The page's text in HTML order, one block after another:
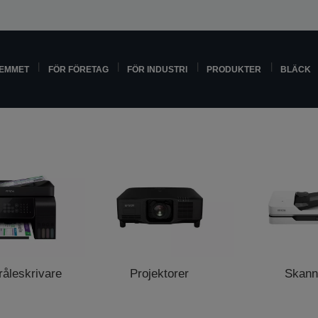
FÖR FÖRETAG FÖR INDUSTRI PRODUKTER BLÄCK
Projektorer